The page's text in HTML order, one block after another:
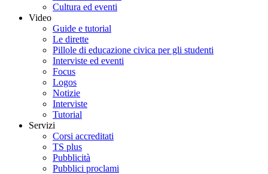
Cultura ed eventi
Video
Guide e tutorial
Le dirette
Pillole di educazione civica per gli studenti
Interviste ed eventi
Focus
Logos
Notizie
Interviste
Tutorial
Servizi
Corsi accreditati
TS plus
Pubblicità
Pubblici proclami